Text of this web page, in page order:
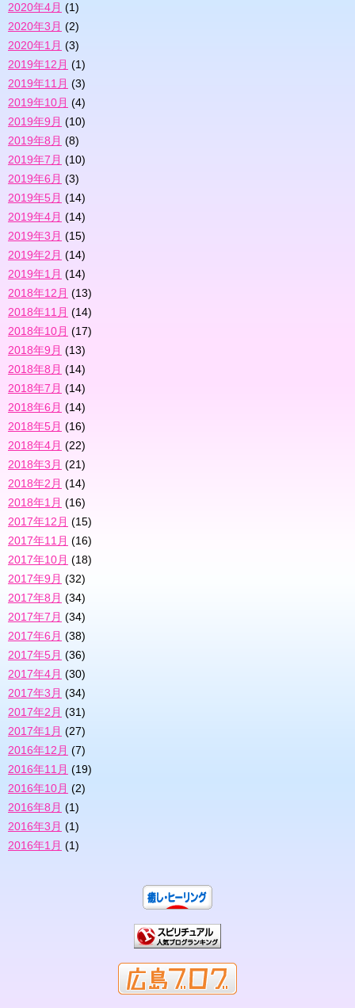
2020年4月 (1)
2020年3月 (2)
2020年1月 (3)
2019年12月 (1)
2019年11月 (3)
2019年10月 (4)
2019年9月 (10)
2019年8月 (8)
2019年7月 (10)
2019年6月 (3)
2019年5月 (14)
2019年4月 (14)
2019年3月 (15)
2019年2月 (14)
2019年1月 (14)
2018年12月 (13)
2018年11月 (14)
2018年10月 (17)
2018年9月 (13)
2018年8月 (14)
2018年7月 (14)
2018年6月 (14)
2018年5月 (16)
2018年4月 (22)
2018年3月 (21)
2018年2月 (14)
2018年1月 (16)
2017年12月 (15)
2017年11月 (16)
2017年10月 (18)
2017年9月 (32)
2017年8月 (34)
2017年7月 (34)
2017年6月 (38)
2017年5月 (36)
2017年4月 (30)
2017年3月 (34)
2017年2月 (31)
2017年1月 (27)
2016年12月 (7)
2016年11月 (19)
2016年10月 (2)
2016年8月 (1)
2016年3月 (1)
2016年1月 (1)